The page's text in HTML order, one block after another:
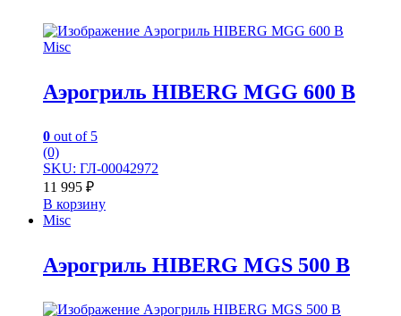
Misc
Аэрогриль HIBERG MGG 600 B
0 out of 5
(0)
SKU: ГЛ-00042972
11 995 ₽
В корзину
Misc
Аэрогриль HIBERG MGS 500 B